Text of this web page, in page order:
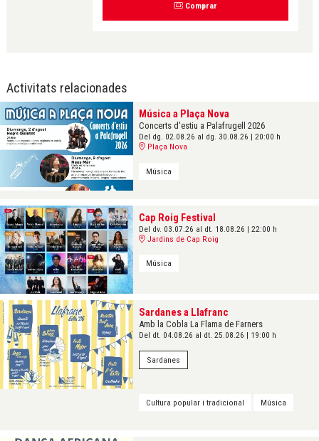
Comprar
Activitats relacionades
Música a Plaça Nova
Concerts d'estiu a Palafrugell 2026
Del dg. 02.08.26 al dg. 30.08.26 | 20:00 h
Plaça Nova
Música
Cap Roig Festival
Del dv. 03.07.26 al dt. 18.08.26 | 22:00 h
Jardins de Cap Roig
Música
Sardanes a Llafranc
Amb la Cobla La Flama de Farners
Del dt. 04.08.26 al dt. 25.08.26 | 19:00 h
Sardanes
Cultura popular i tradicional Música